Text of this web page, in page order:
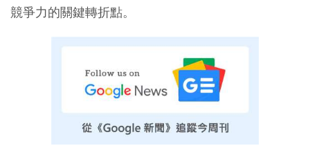
競爭力的關鍵轉折點。